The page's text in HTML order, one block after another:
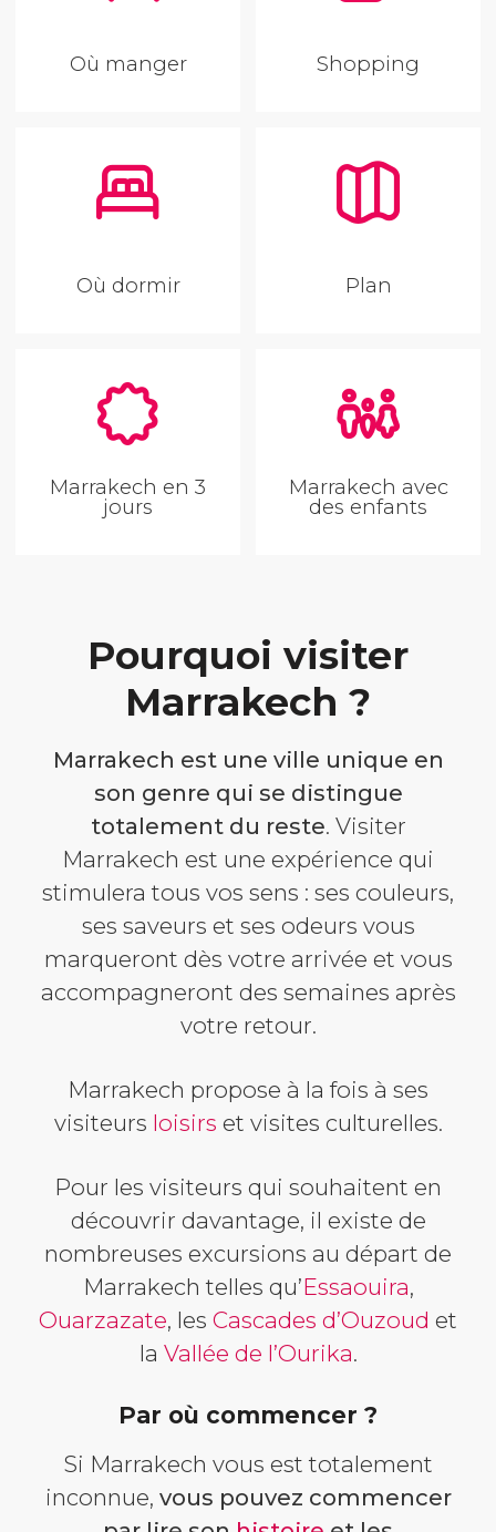
Où manger Shopping
Où dormir Plan
Marrakech en 3
jours
Marrakech avec
des enfants
Pourquoi visiter
Marrakech ?
Marrakech est une ville unique en
son genre qui se distingue
totalement du reste. Visiter
Marrakech est une expérience qui
stimulera tous vos sens : ses couleurs,
ses saveurs et ses odeurs vous
marqueront dès votre arrivée et vous
accompagneront des semaines après
votre retour.
Marrakech propose à la fois à ses
visiteurs loisirs et visites culturelles.
Pour les visiteurs qui souhaitent en
découvrir davantage, il existe de
nombreuses excursions au départ de
Marrakech telles qu’Essaouira,
Ouarzazate, les Cascades d’Ouzoud et
la Vallée de l’Ourika.
Par où commencer ?
Si Marrakech vous est totalement
inconnue, vous pouvez commencer